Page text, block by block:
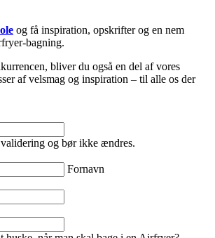
og få inspiration, opskrifter og en nem
bagning.
bliver du også en del af vores
af velsmag og inspiration – til alle os der
og bør ikke ændres.
Fornavn